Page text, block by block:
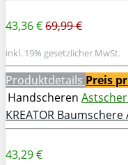
43,36 €69,99 €
inkl. 19% gesetzlicher MwSt.
Produktdetails Preis
Handscheren
KREATOR
43,29 €